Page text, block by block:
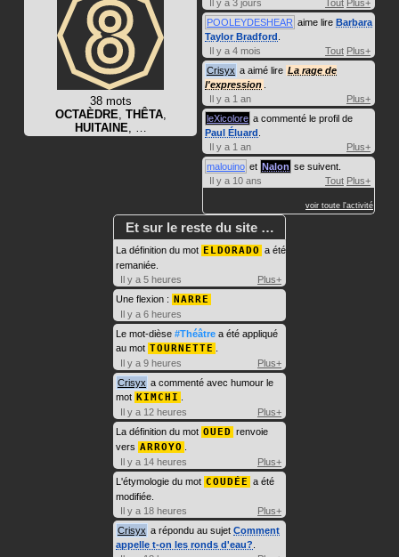
38 mots
OCTAÈDRE, THÊTA,
HUITAINE, …
Il y a 3 jours
Tout Plus+
POOLEYDESHEAR aime lire Barbara
Taylor Bradford
Il y a 4 mois
Tout Plus+
Crisyx a aimé lire La rage de
l'expression
Il y a 1 an
Plus+
leXicolore a commenté le profil de
Paul Éluard
Il y a 1 an
Plus+
malouino et Nalon se suivent.
Il y a 10 ans
Tout Plus+
voir toute l'activité
Et sur le reste du site …
La définition du mot ELDORADO a été
remaniée.
Il y a 5 heures
Plus+
Une flexion :
NARRE
Il y a 6 heures
Le mot-dièse #Théâtre a été appliqué
au mot TOURNETTE
Il y a 9 heures
Plus+
Crisyx a commenté avec humour le
mot KIMCHI
Il y a 12 heures
Plus+
La définition du mot OUED renvoie
vers ARROYO
Il y a 14 heures
Plus+
L'étymologie du mot COUDÉE a été
modifiée.
Il y a 18 heures
Plus+
Crisyx a répondu au sujet Comment
appelle t-on les ronds d'eau?